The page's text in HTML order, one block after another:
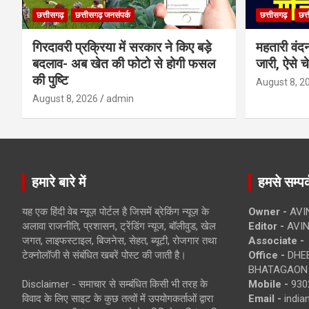
छत्तीसगढ़ छत्तीसगढ़ जनसंपर्क
गिरदावरी प्रक्रिया में सरकार ने किए बड़े
बदलाव- अब खेत की फोटो से होगी फसल
की पुष्टि
August 8, 2026 admin
छत्तीसगढ़
महतारी
जारी, ऐसे
August 8,
हमारे बारे में
यह एक हिंदी वेब न्यूज़ पोर्टल है जिसमें ब्रेकिंग न्यूज़ के
अलावा राजनीति, प्रशासन, ट्रेंडिंग न्यूज, बॉलीवुड, खेल
जगत, लाइफस्टाइल, बिजनेस, सेहत, ब्यूटी, रोजगार तथा
टेक्नोलॉजी से संबंधित खबरें पोस्ट की जाती है।
Disclaimer - समाचार से सम्बंधित किसी भी तरह के
विवाद के लिए साइट के कुछ तत्वों में उपयोगकर्ताओं द्वारा
हमसे
Owner -
Editor -
Associate -
Office -
Mobile -
Email -